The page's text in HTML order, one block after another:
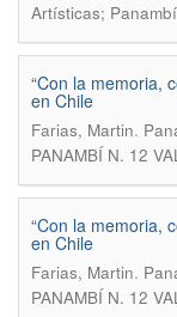
Artísticas;
“Con la memoria,
en Chile
Farias, Martin.
PANAMBÍ N. 12
“Con la memoria,
en Chile
Farias, Martin.
PANAMBÍ N. 12